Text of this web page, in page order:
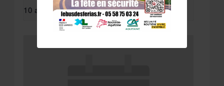
10 août à 8:15 am-11 août à 4:30 pm